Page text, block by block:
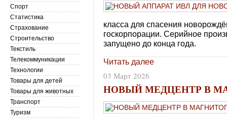
класса для спасения
госкорпорации. Серийное
запущено до конца года.
Читать далее
03 Март 2026
НОВЫЙ МЕДЦЕНТР В
Спорт
Статистика
Страхование
Строительство
Текстиль
Телекоммуникации
Технологии
Товары для детей
Товары для животных
Транспорт
Туризм